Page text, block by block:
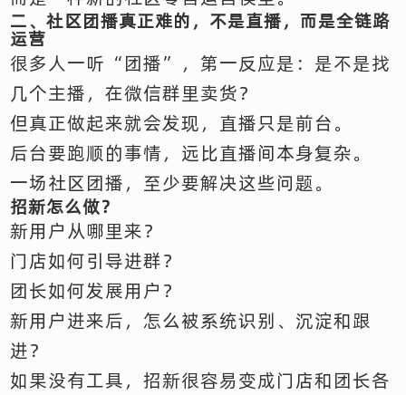
二、社区团播真正难的，不是直播，而是全链路
运营
很多人一听“团播”，第一反应是：是不是找
几个主播，在微信群里卖货？
但真正做起来就会发现，直播只是前台。
后台要跑顺的事情，远比直播间本身复杂。
一场社区团播，至少要解决这些问题。
招新怎么做？
新用户从哪里来？
门店如何引导进群？
团长如何发展用户？
新用户进来后，怎么被系统识别、沉淀和跟
进？
如果没有工具，招新很容易变成门店和团长各